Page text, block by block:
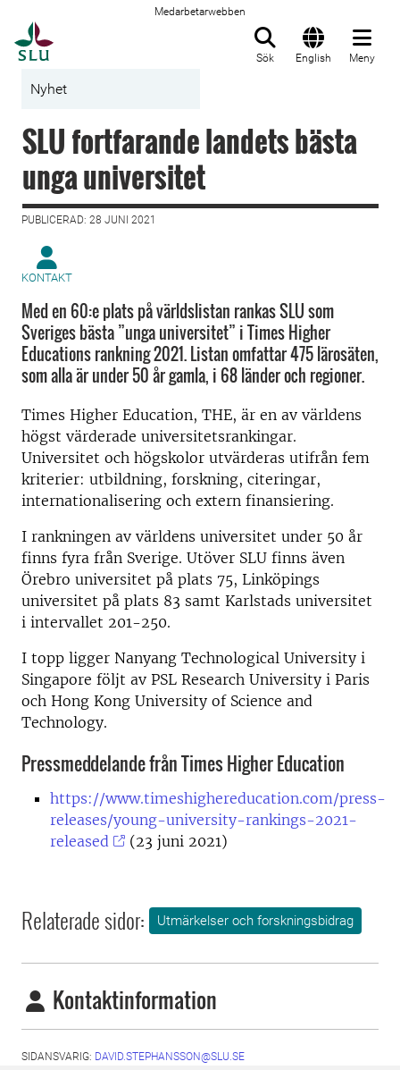
Medarbetarwebben
Sök English Meny
Nyhet
SLU fortfarande landets bästa
unga universitet
PUBLICERAD: 28 JUNI 2021
KONTAKT
Med en 60:e plats på världslistan rankas SLU som
Sveriges bästa ”unga universitet” i Times Higher
Educations rankning 2021. Listan omfattar 475 lärosäten,
som alla är under 50 år gamla, i 68 länder och regioner.
Times Higher Education, THE, är en av världens
högst värderade universitetsrankingar.
Universitet och högskolor utvärderas utifrån fem
kriterier: utbildning, forskning, citeringar,
internationalisering och extern finansiering.
I rankningen av världens universitet under 50 år
finns fyra från Sverige. Utöver SLU finns även
Örebro universitet på plats 75, Linköpings
universitet på plats 83 samt Karlstads universitet
i intervallet 201-250.
I topp ligger Nanyang Technological University i
Singapore följt av PSL Research University i Paris
och Hong Kong University of Science and
Technology.
Pressmeddelande från Times Higher Education
https://www.timeshighereducation.com/press-
releases/young-university-rankings-2021-
released
(23 juni 2021)
Relaterade sidor: Utmärkelser och forskningsbidrag
Kontaktinformation
SIDANSVARIG: DAVID.STEPHANSSON@SLU.SE